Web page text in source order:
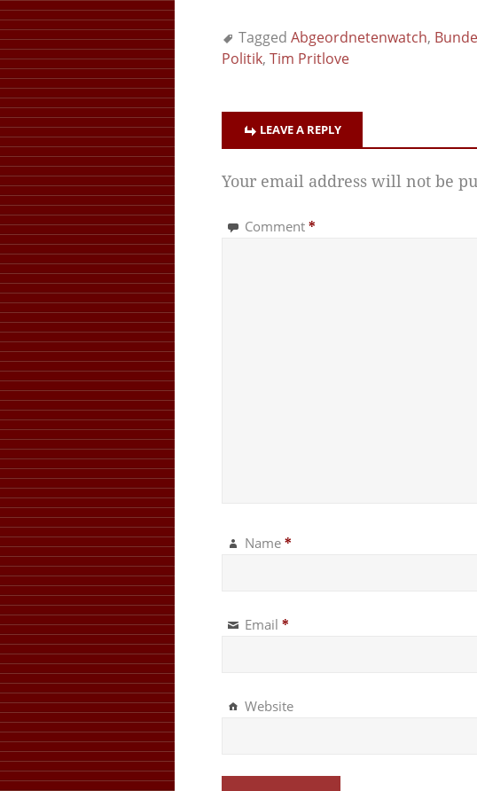
Tagged Abgeordnetenwatch,
Politik, Tim Pritlove
LEAVE A REPLY
Your email address will not be
Comment *
Name *
Email *
Website